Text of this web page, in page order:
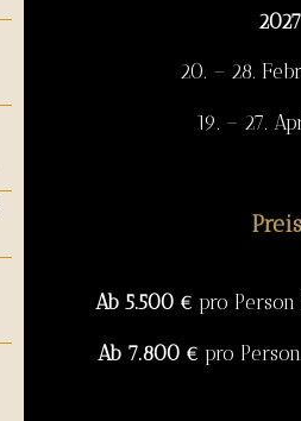
2027
20. – 28.
19. – 27.
Ab 5.500 € pro
Ab 7.800 €pro